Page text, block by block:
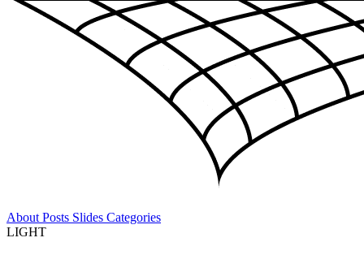
About Posts Slides Categories
LIGHT